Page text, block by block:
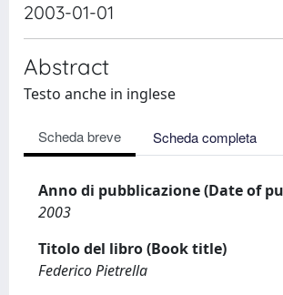
2003-01-01
Abstract
Testo anche in inglese
Scheda breve Scheda completa
Anno di pubblicazione (Date of
2003
Titolo del libro (Book title)
Federico Pietrella